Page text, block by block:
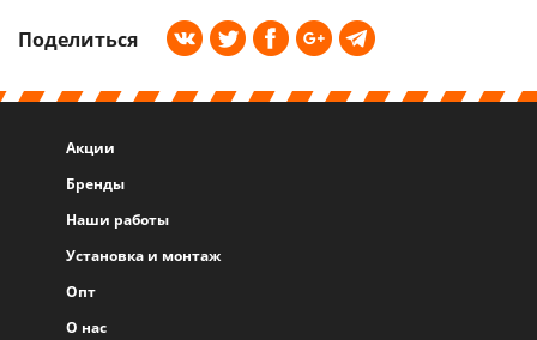
Поделиться
Акции
Бренды
Наши работы
Установка и монтаж
Опт
О нас